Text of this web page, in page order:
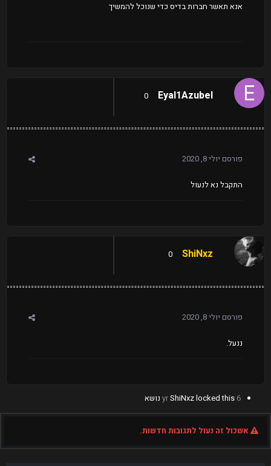
אנא תאשר חברות בדיס כדי שנוכל להמשיך
Eyal1Azubel
0
פורסם יולי 8, 2020
התקבל נא לנעול
ShiNxz
0
פורסם יולי 8, 2020
ננעל.
6 yr
ShiNxzlocked this נושא
אשכול זה נעול לתגובות חדשות.